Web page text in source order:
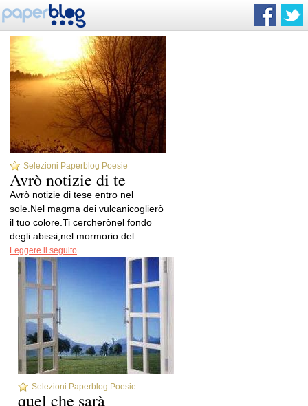
Selezioni Paperblog Poesie
Avrò notizie di te
Avrò notizie di tese entro nel
sole.Nel magma dei vulcanicoglierò
il tuo colore.Ti cercherònel fondo
degli abissi,nel mormorio del...
Leggere il seguito
Selezioni Paperblog Poesie
quel che sarà